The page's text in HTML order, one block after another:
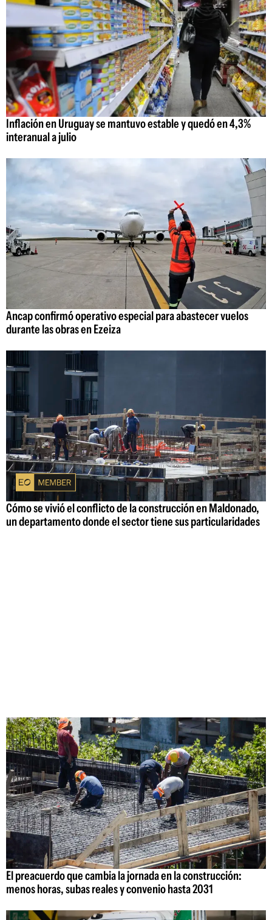
Inflación en Uruguay se mantuvo estable y quedó en 4,3%
interanual a julio
Ancap confirmó operativo especial para abastecer vuelos
durante las obras en Ezeiza
Cómo se vivió el conflicto de la construcción en Maldonado,
un departamento donde el sector tiene sus particularidades
El preacuerdo que cambia la jornada en la construcción:
menos horas, subas reales y convenio hasta 2031